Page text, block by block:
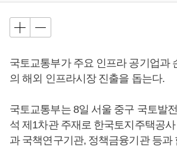
국토교통부가 주요 인프라 공기업과
의 해외 인프라시장 진출을 돕는다.
국토교통부는 8일 서울 중구 국토발
석 제1차관 주재로 한국토지주택공
과 국책연구기관, 정책금융기관 등과